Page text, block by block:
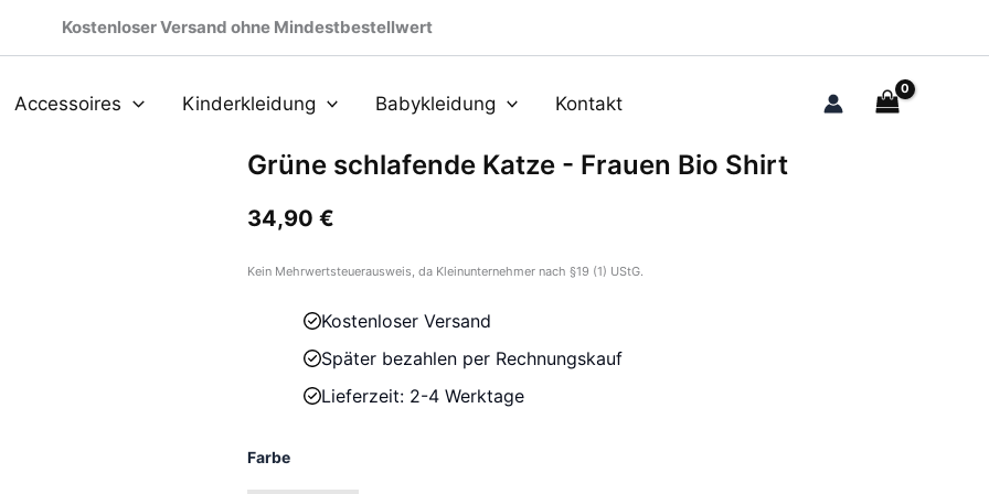
Kostenloser Versand ohne Mindestbestellwert
Accessoires Kinderkleidung Babykleidung Kontakt
Grüne schlafende Katze - Frauen Bio Shirt
34,90 €
Kein Mehrwertsteuerausweis, da Kleinunternehmer nach §19 (1) UStG.
Kostenloser Versand
Später bezahlen per Rechnungskauf
Lieferzeit: 2-4 Werktage
Farbe